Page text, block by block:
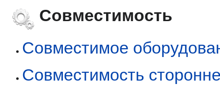
Совместимость
Совместимое
Совместимость